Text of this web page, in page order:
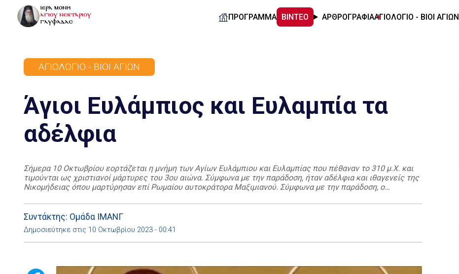
ΠΡΟΓΡΑΜΜΑ ΒΙΝΤΕΟ ΑΡΘΡΟΓΡΑΦΙΑΑΓΙΟΛΟΓΙΟ - ΒΙΟΙ ΑΓΙΩΝ
ΑΓΙΟΛΌΓΙΟ - ΒΊΟΙ ΑΓΊΩΝ
Άγιοι Ευλάμπιος και Ευλαμπία τα
αδέλφια
Σήμερα 10 Οκτωβρίου εορτάζεται η μνήμη των Αγίων Ευλάμπιου και Ευλαμπίας που πέθαναν το 310 μ.Χ. και
τιμούνται ως χριστιανοί μάρτυρες του 3ου αιώνα. Σύμφωνα με την παράδοση, ήταν αδέλφια και ιθαγενείς της
Νικομήδειας όπου μαρτύρησαν επί Ρωμαίου αυτοκράτορα Μαξιμιανού. Σύμφωνα με την παράδοση, ο
Συντάκτης: Ομάδα ΙΜΑΝΓ
Δημοσιεύτηκε στις 10 Οκτωβρίου 2023 - 00:41